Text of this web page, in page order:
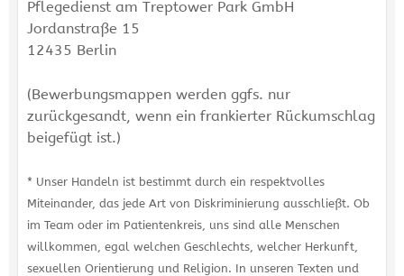
Pflegedienst am Treptower Park GmbH
Jordanstraße 15
12435 Berlin
(Bewerbungsmappen werden ggfs. nur
zurückgesandt, wenn ein frankierter Rückumschlag
beigefügt ist.)
* Unser Handeln ist bestimmt durch ein respektvolles
Miteinander, das jede Art von Diskriminierung ausschließt. Ob
im Team oder im Patientenkreis, uns sind alle Menschen
willkommen, egal welchen Geschlechts, welcher Herkunft,
sexuellen Orientierung und Religion. In unseren Texten und